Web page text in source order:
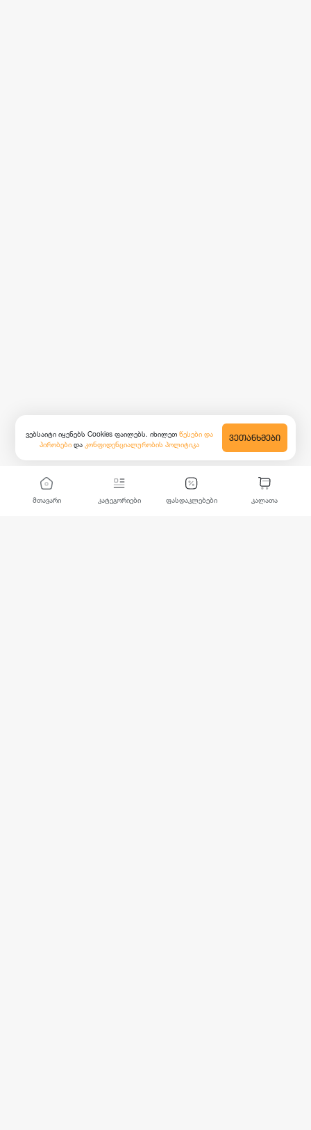
მთავარი კატეგორიები ფასდაკლებები კალათა
ვებსაიტი იყენებს Cookies ფაილებს. იხილეთ წესები და
პირობები და კონფიდენციალურობის პოლიტიკა
ᲕᲔᲗᲐᲜᲮᲛᲔᲑᲘ